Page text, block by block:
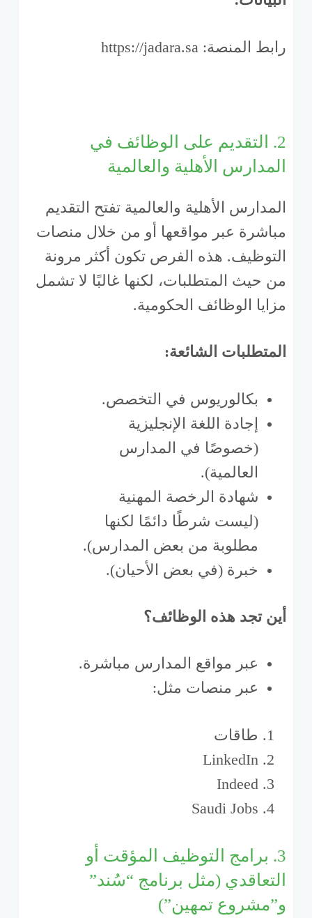
رابط المنصة: https://jadara.sa
2. التقديم على الوظائف في
المدارس الأهلية والعالمية
المدارس الأهلية والعالمية تفتح التقديم
مباشرة عبر مواقعها أو من خلال منصات
التوظيف. هذه الفرص تكون أكثر مرونة
من حيث المتطلبات، لكنها غالبًا لا تشمل
مزايا الوظائف الحكومية.
المتطلبات الشائعة:
بكالوريوس في التخصص.
إجادة اللغة الإنجليزية
(خصوصًا في المدارس
العالمية).
شهادة الرخصة المهنية
(ليست شرطًا دائمًا لكنها
مطلوبة من بعض المدارس).
خبرة (في بعض الأحيان).
أين تجد هذه الوظائف؟
عبر مواقع المدارس مباشرة.
عبر منصات مثل:
طاقات
LinkedIn
Indeed
Saudi Jobs
3. برامج التوظيف المؤقت أو
التعاقدي (مثل برنامج “سُند”
و”مشروع تمهين”)